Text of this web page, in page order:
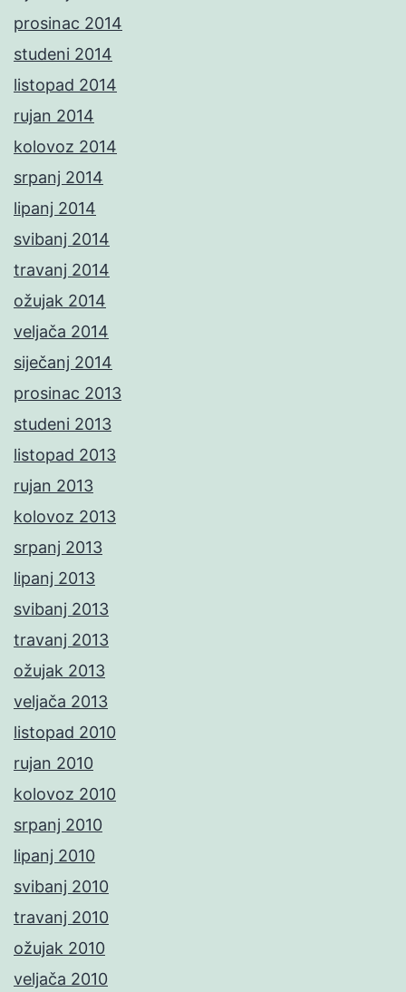
prosinac 2014
studeni 2014
listopad 2014
rujan 2014
kolovoz 2014
srpanj 2014
lipanj 2014
svibanj 2014
travanj 2014
ožujak 2014
veljača 2014
siječanj 2014
prosinac 2013
studeni 2013
listopad 2013
rujan 2013
kolovoz 2013
srpanj 2013
lipanj 2013
svibanj 2013
travanj 2013
ožujak 2013
veljača 2013
listopad 2010
rujan 2010
kolovoz 2010
srpanj 2010
lipanj 2010
svibanj 2010
travanj 2010
ožujak 2010
veljača 2010